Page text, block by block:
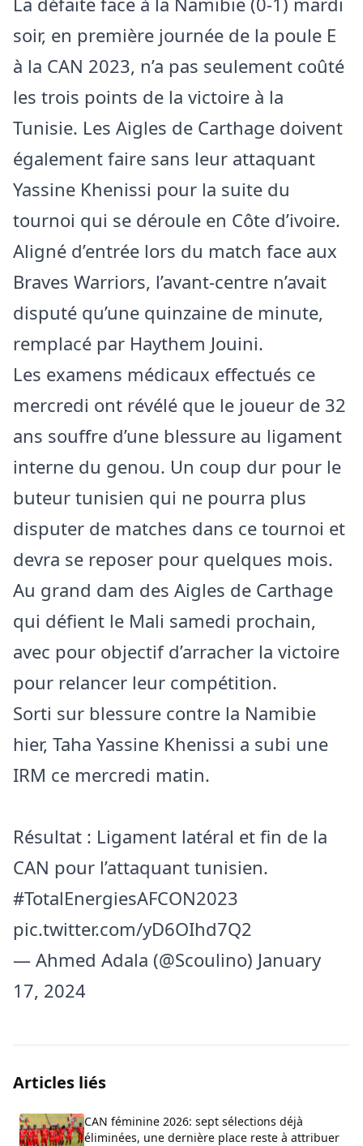
soir, en première journée de la poule E
à la CAN 2023, n’a pas seulement coûté
les trois points de la victoire à la
Tunisie. Les Aigles de Carthage doivent
également faire sans leur attaquant
Yassine Khenissi pour la suite du
tournoi qui se déroule en Côte d’ivoire.
Aligné d’entrée lors du match face aux
Braves Warriors, l’avant-centre n’avait
disputé qu’une quinzaine de minute,
remplacé par Haythem Jouini.
Les examens médicaux effectués ce
mercredi ont révélé que le joueur de 32
ans souffre d’une blessure au ligament
interne du genou. Un coup dur pour le
buteur tunisien qui ne pourra plus
disputer de matches dans ce tournoi et
devra se reposer pour quelques mois.
Au grand dam des Aigles de Carthage
qui défient le Mali samedi prochain,
avec pour objectif d’arracher la victoire
pour relancer leur compétition.
Sorti sur blessure contre la Namibie
hier, Taha Yassine Khenissi a subi une
IRM ce mercredi matin.
Résultat : Ligament latéral et fin de la
CAN pour l’attaquant tunisien.
#TotalEnergiesAFCON2023
pic.twitter.com/yD6OIhd7Q2
— Ahmed Adala (@Scoulino) January
17, 2024
Articles liés
CAN féminine 2026: sept sélections déjà
éliminées, une dernière place reste à attribuer